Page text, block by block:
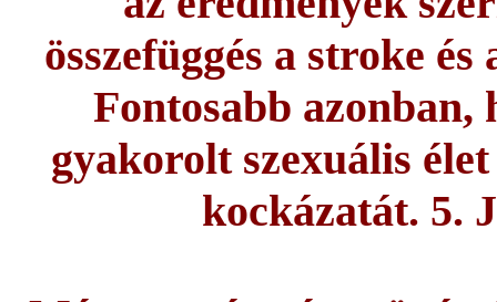
összefüggés a stroke
Fontosabb
gyakorolt szexuális
kockázatát. 5.